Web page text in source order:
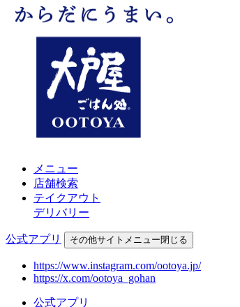
メニュー
店舗検索
テイクアウト
デリバリー
公式アプリ その他サイトメニュー閉じる
https://www.instagram.com/ootoya.jp/
https://x.com/ootoya_gohan
公式アプリ